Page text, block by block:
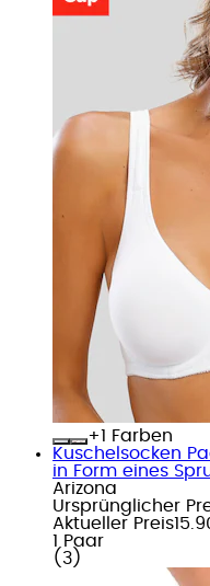
+
Farben
Kuschelsocken
in Form eines
Arizona
Ursprünglicher
Aktueller Preis
1 Paar
( 3 )